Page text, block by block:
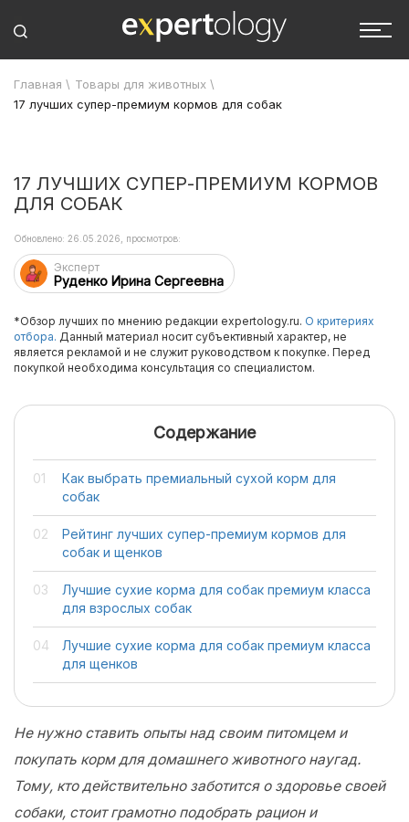
Главная \ Товары для животных \
17 лучших супер-премиум кормов для собак
17 ЛУЧШИХ СУПЕР-ПРЕМИУМ КОРМОВ
ДЛЯ СОБАК
Эксперт
Руденко Ирина Сергеевна
Обновлено: 26.05.2026, просмотров:
*Обзор лучших по мнению редакции expertology.ru. О критериях
отбора. Данный материал носит субъективный характер, не
является рекламой и не служит руководством к покупке. Перед
покупкой необходима консультация со специалистом.
Содержание
Как выбрать премиальный сухой корм для
собак
Рейтинг лучших супер-премиум кормов для
собак и щенков
Лучшие сухие корма для собак премиум класса
для взрослых собак
Лучшие сухие корма для собак премиум класса
для щенков
Не нужно ставить опыты над своим питомцем и
покупать корм для домашнего животного наугад.
Тому, кто действительно заботится о здоровье своей
собаки, стоит грамотно подобрать рацион и